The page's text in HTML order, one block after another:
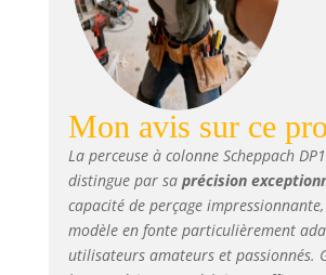
Mon avis sur ce
La perceuse à colonne Scheppach
distingue par sa précision
capacité de perçage
modèle en fonte particulièrement
utilisateurs amateurs et passionnés.